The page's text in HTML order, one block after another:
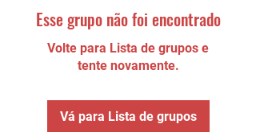
Esse grupo não foi encontrado
Volte para Lista de grupos e
tente novamente.
Vá para Lista de grupos